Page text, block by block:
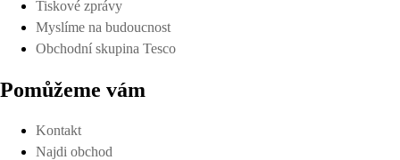
Tiskové zprávy
Myslíme na budoucnost
Obchodní skupina Tesco
Pomůžeme vám
Kontakt
Najdi obchod